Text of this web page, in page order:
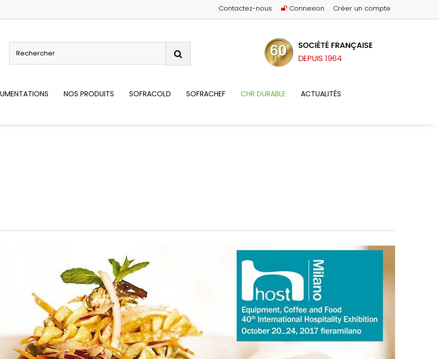
Créer un compte
Connexion
Contactez-nous
NOS PRODUITS SOFRACOLD SOFRACHEF CHR DURABLE ACTUALITÉS